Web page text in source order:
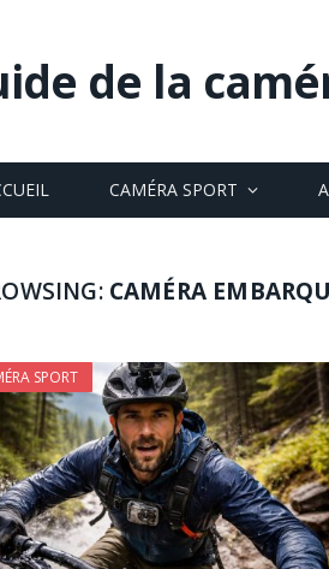
de la
CAMÉRA SPORT
CAMÉRA
SPORT